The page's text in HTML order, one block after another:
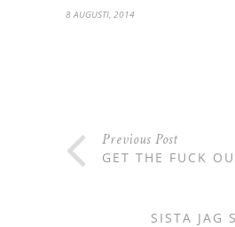
8 AUGUSTI, 2014
Previous Post
GET THE FUCK
SISTA JAG